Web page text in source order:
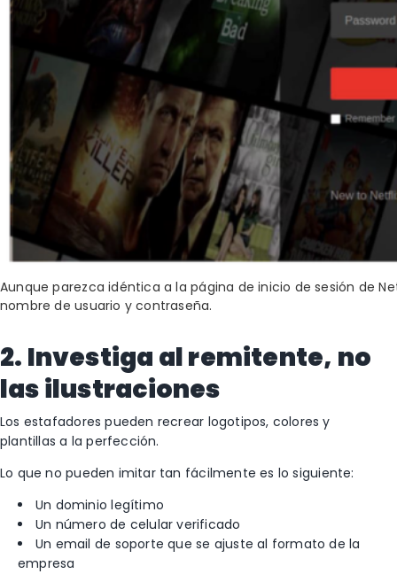
Aunque parezca idéntica a la página de inicio de sesión de
nombre de usuario y contraseña.
2. Investiga al remitente, no
las ilustraciones
Los estafadores pueden recrear logotipos, colores y
plantillas a la perfección.
Lo que no pueden imitar tan fácilmente es lo siguiente:
Un dominio legítimo
Un número de celular verificado
Un email de soporte que se ajuste al formato de la
empresa